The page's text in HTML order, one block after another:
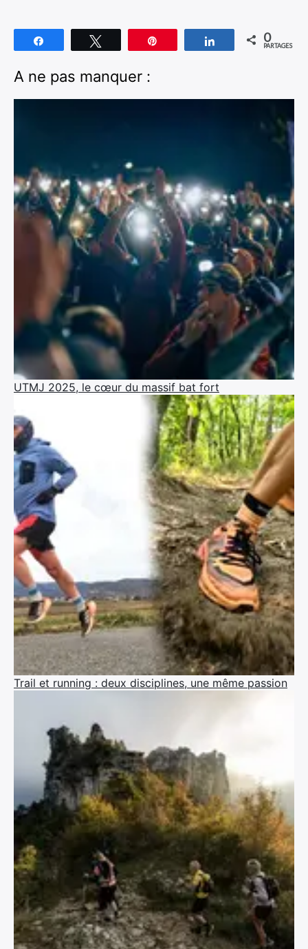
Partagez Tweetez Partagez 0
PARTAGES
A ne pas manquer :
UTMJ 2025, le cœur du massif bat fort
Trail et running : deux disciplines, une même passion
Rechercher